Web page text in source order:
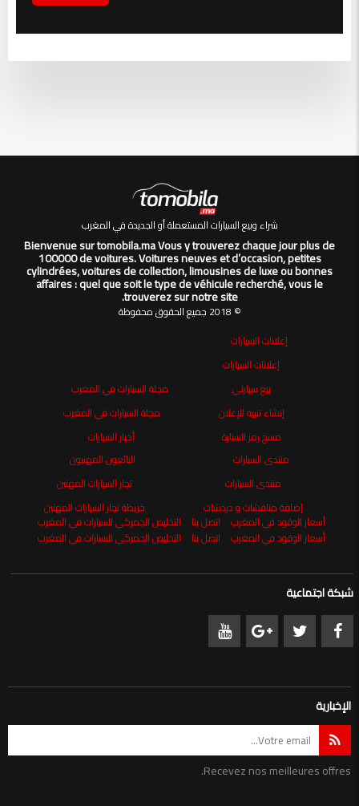
شراء وبيع السيارات المستعملة أو الجديدة في المغرب
Bienvenue sur tomobila.ma Vous y trouverez chaque jour plus de
100000 de voitures. Voitures neuves et d’occasion, petites
cylindrées, voitures de collection, limousines de luxe ou bonnes
affaires : quel que soit le type de véhicule recherché, vous le
trouverez sur notre site.
© 2018 جميع الحقوق محفوظة
إعلانات السيارات
إعلانات السيارات
بيع سيارتي
إنشاء تنبيه للإعلان
مسح رمز السيارة
مجلة السيارات في المغرب
مجلة السيارات في المغرب
أخبار السيارات
منتدى السيارات
منتدى السيارات
إضافة مناقشات و دردشات
البائعون المهنيون
تجار السيارات المهنين
خريطة تجار السيارات المهنين
أسعار الوقود في المغرب اتصل بنا
التخليص الجمركي للسيارات في المغرب
أسعار الوقود في المغرب
اتصل بنا التخليص الجمركي للسيارات في المغرب
شبكة اجتماعية
الإخبارية
Recevez nos meilleures offres.